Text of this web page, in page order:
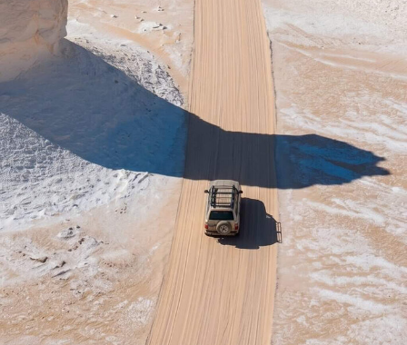
Оставить заявку
+7
Ясогласенна обработку своих
персональных данных
согласнополитике защиты
и обработки персональных данных
⬇️